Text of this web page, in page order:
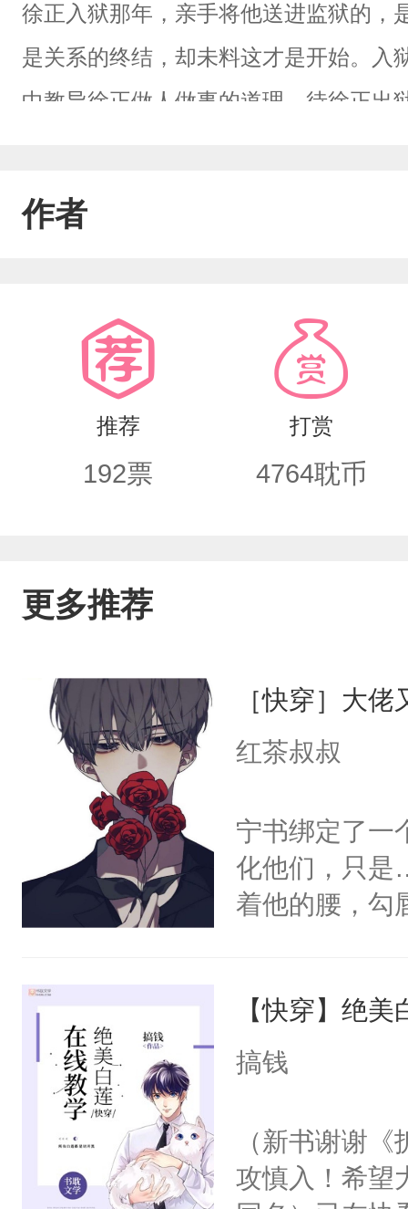
徐正入狱那年，亲手将他送进监狱的，
是关系的终结，却未料这才是开始。入
中教导徐正做人做事的道理。待徐正出
瑞指着自己的心坚定道：“谁都不能分
了命运的安排——这就是天意。如今我
作者
推荐
192票
打赏
4764耽币
更多推荐
［快穿］大
红茶叔叔
宁书绑定了一
化他们，只是
着他的腰，勾
来，给老公
用力——为你
【快穿】绝
搞钱
（新书谢谢
攻慎入！希望